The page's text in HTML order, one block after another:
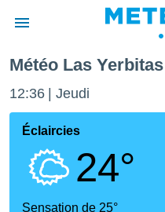
de
Météo Las
12:36 Jeudi
Éclaircies
24°
Sensation de 25°